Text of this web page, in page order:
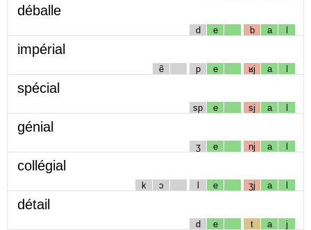
déballe
d e b a l
impérial
ẽ p e ʁj a l
spécial
sp e sj a l
génial
ʒ e nj a l
collégial
k ɔ l e ʒj a l
détail
d e t a j